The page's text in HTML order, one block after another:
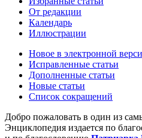
От редакции
Календарь
Иллюстрации
Новое в электронной
Исправленные статьи
Дополненные статьи
Новые статьи
Список сокращений
Добро пожаловать в один из
Энциклопедия издается по